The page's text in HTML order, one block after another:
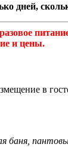
дней,
и цены.
в
баня,